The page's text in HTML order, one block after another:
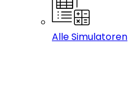
Alle Simulatoren